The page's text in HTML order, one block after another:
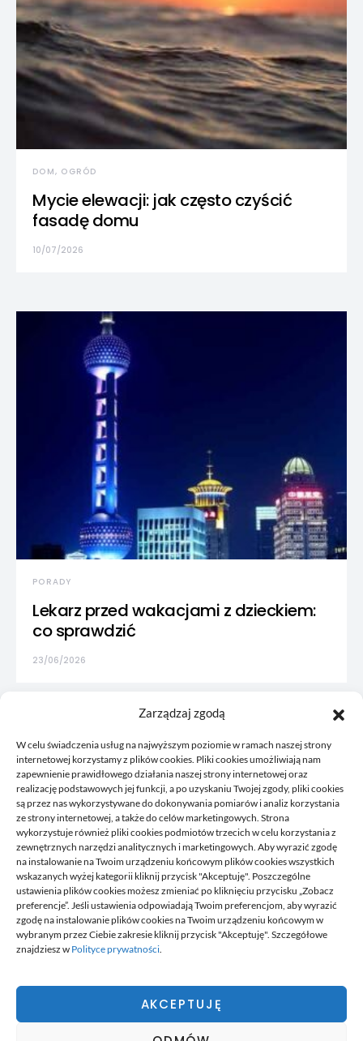
Zarządzaj zgodą
W celu świadczenia usług na najwyższym poziomie w ramach naszej strony
internetowej korzystamy z plików cookies. Pliki cookies umożliwiają nam
zapewnienie prawidłowego działania naszej strony internetowej oraz
realizację podstawowych jej funkcji, a po uzyskaniu Twojej zgody, pliki cookies
są przez nas wykorzystywane do dokonywania pomiarów i analiz korzystania
ze strony internetowej, a także do celów marketingowych. Strona
wykorzystuje również pliki cookies podmiotów trzecich w celu korzystania z
zewnętrznych narzędzi analitycznych i marketingowych. Aby wyrazić zgodę
na instalowanie na Twoim urządzeniu końcowym plików cookies wszystkich
wskazanych wyżej kategorii kliknij przycisk "Akceptuję". Poszczególne
ustawienia plików cookies możesz zmieniać po kliknięciu przycisku „Zobacz
preferencje”. Jeśli ustawienia odpowiadają Twoim preferencjom, aby wyrazić
zgodę na instalowanie plików cookies na Twoim urządzeniu końcowym w
wybranym przez Ciebie zakresie kliknij przycisk "Akceptuję". Szczegółowe
znajdziesz w Polityce prywatności.
AKCEPTUJĘ
DOM, OGRÓD
Mycie elewacji: jak często czyścić
fasadę domu
10/07/2026
PORADY
Lekarz przed wakacjami z dzieckiem:
co sprawdzić
23/06/2026
Korkowy to blog, gdzie publikujemy własne przemyślenia, to
co nam przyjdzie akurat na myśl, czym chcemy się z wami
podzielić. Zawsze tworzymy coś co może się przydać
komuś, staramy się odpowiadać na pytania, które do nas
przysyłacie oraz ogólnie odpowiadamy na to bieżące
wydarzenia.
Czy wiesz, że możesz do nas dołączyć? To bardzo proste.
Wystarczy, że lubisz pisać teksty, dzielić się wiedzą. Napisz
do nas o czym lubisz tworzyć teksty, wyślij nam próbkę,